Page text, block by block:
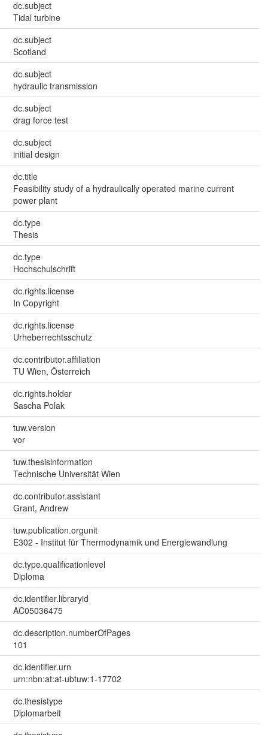
dc.subject
Tidal turbine
dc.subject
Scotland
dc.subject
hydraulic transmission
dc.subject
drag force test
dc.subject
initial design
dc.title
Feasibility study of a hydraulically operated marine current
power plant
dc.type
Thesis
dc.type
Hochschulschrift
dc.rights.license
In Copyright
dc.rights.license
Urheberrechtsschutz
dc.contributor.affiliation
TU Wien, Österreich
dc.rights.holder
Sascha Polak
tuw.version
vor
tuw.thesisinformation
Technische Universität Wien
dc.contributor.assistant
Grant, Andrew
tuw.publication.orgunit
E302 - Institut für Thermodynamik und Energiewandlung
dc.type.qualificationlevel
Diploma
dc.identifier.libraryid
AC05036475
dc.description.numberOfPages
101
dc.identifier.urn
urn:nbn:at:at-ubtuw:1-17702
dc.thesistype
Diplomarbeit